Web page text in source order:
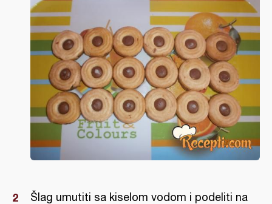
Šlag umutiti sa kiselom vodom i podeliti na